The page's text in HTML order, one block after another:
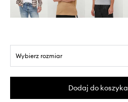
Wybierz rozmiar
Dodaj do koszyka